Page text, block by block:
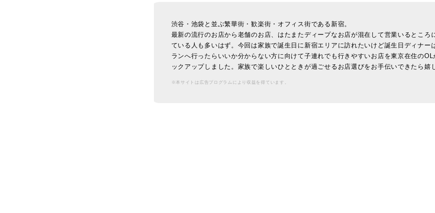
渋谷・池袋と並ぶ繁華街・歓楽街・オフィス街である新宿。
最新の流行のお店から老舗のお店、はたまたディープなお店が混在して営業いるところ
ている人も多いはず。今回は家族で誕生日に新宿エリアに訪れたいけど誕生日ディナー
ランへ行ったらいいか分からない方に向けて子連れでも行きやすいお店を東京在住の
ックアップしました。家族で楽しいひとときが過ごせるお店選びをお手伝いできたら嬉
※本サイトは広告プログラムにより収益を得ています。